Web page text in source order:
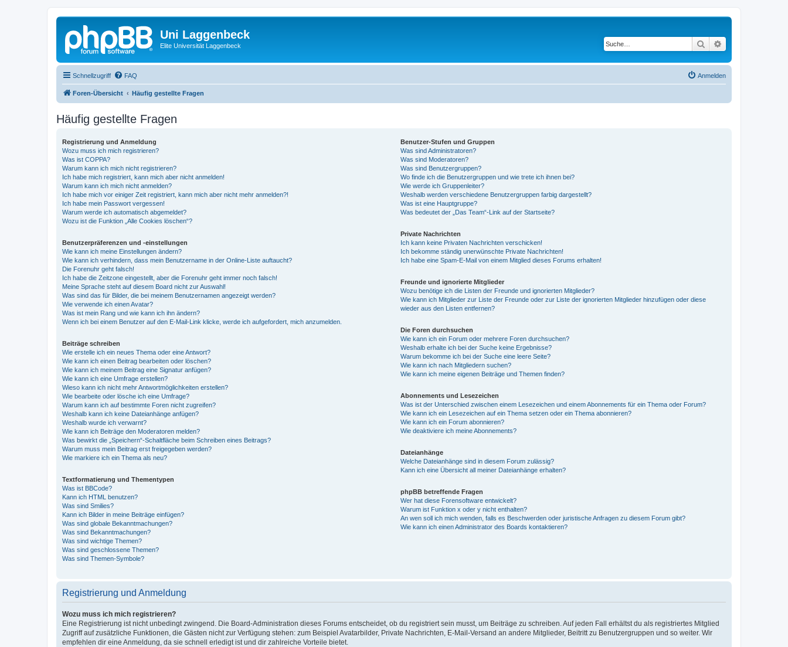
Uni Laggenbeck
Elite Universität Laggenbeck Suche
Schnellzugriff FAQ Anmelden
Foren-Übersicht Häufig gestellte Fragen
Häufig gestellte Fragen
Registrierung und Anmeldung
Wozu muss ich mich registrieren?
Was ist COPPA?
Warum kann ich mich nicht registrieren?
Ich habe mich registriert, kann mich aber nicht anmelden!
Warum kann ich mich nicht anmelden?
Ich habe mich vor einiger Zeit registriert, kann mich aber nicht mehr anmelden?!
Ich habe mein Passwort vergessen!
Warum werde ich automatisch abgemeldet?
Wozu ist die Funktion „Alle Cookies löschen“?
Benutzerpräferenzen und -einstellungen
Wie kann ich meine Einstellungen ändern?
Wie kann ich verhindern, dass mein Benutzername in der Online-Liste auftaucht?
Die Forenuhr geht falsch!
Ich habe die Zeitzone eingestellt, aber die Forenuhr geht immer noch falsch!
Meine Sprache steht auf diesem Board nicht zur Auswahl!
Was sind das für Bilder, die bei meinem Benutzernamen angezeigt werden?
Wie verwende ich einen Avatar?
Was ist mein Rang und wie kann ich ihn ändern?
Wenn ich bei einem Benutzer auf den E-Mail-Link klicke, werde ich aufgefordert, mich anzumelden.
Beiträge schreiben
Wie erstelle ich ein neues Thema oder eine Antwort?
Wie kann ich einen Beitrag bearbeiten oder löschen?
Wie kann ich meinem Beitrag eine Signatur anfügen?
Wie kann ich eine Umfrage erstellen?
Wieso kann ich nicht mehr Antwortmöglichkeiten erstellen?
Wie bearbeite oder lösche ich eine Umfrage?
Warum kann ich auf bestimmte Foren nicht zugreifen?
Weshalb kann ich keine Dateianhänge anfügen?
Weshalb wurde ich verwarnt?
Wie kann ich Beiträge den Moderatoren melden?
Was bewirkt die „Speichern“-Schaltfläche beim Schreiben eines Beitrags?
Warum muss mein Beitrag erst freigegeben werden?
Wie markiere ich ein Thema als neu?
Textformatierung und Thementypen
Was ist BBCode?
Kann ich HTML benutzen?
Was sind Smilies?
Kann ich Bilder in meine Beiträge einfügen?
Was sind globale Bekanntmachungen?
Was sind Bekanntmachungen?
Was sind wichtige Themen?
Was sind geschlossene Themen?
Was sind Themen-Symbole?
Benutzer-Stufen und Gruppen
Was sind Administratoren?
Was sind Moderatoren?
Was sind Benutzergruppen?
Wo finde ich die Benutzergruppen und wie trete ich ihnen bei?
Wie werde ich Gruppenleiter?
Weshalb werden verschiedene Benutzergruppen farbig dargestellt?
Was ist eine Hauptgruppe?
Was bedeutet der „Das Team“-Link auf der Startseite?
Private Nachrichten
Ich kann keine Privaten Nachrichten verschicken!
Ich bekomme ständig unerwünschte Private Nachrichten!
Ich habe eine Spam-E-Mail von einem Mitglied dieses Forums erhalten!
Freunde und ignorierte Mitglieder
Wozu benötige ich die Listen der Freunde und ignorierten Mitglieder?
Wie kann ich Mitglieder zur Liste der Freunde oder zur Liste der ignorierten Mitglieder hinzufügen oder diese
wieder aus den Listen entfernen?
Die Foren durchsuchen
Wie kann ich ein Forum oder mehrere Foren durchsuchen?
Weshalb erhalte ich bei der Suche keine Ergebnisse?
Warum bekomme ich bei der Suche eine leere Seite?
Wie kann ich nach Mitgliedern suchen?
Wie kann ich meine eigenen Beiträge und Themen finden?
Abonnements und Lesezeichen
Was ist der Unterschied zwischen einem Lesezeichen und einem Abonnements für ein Thema oder Forum?
Wie kann ich ein Lesezeichen auf ein Thema setzen oder ein Thema abonnieren?
Wie kann ich ein Forum abonnieren?
Wie deaktiviere ich meine Abonnements?
Dateianhänge
Welche Dateianhänge sind in diesem Forum zulässig?
Kann ich eine Übersicht all meiner Dateianhänge erhalten?
phpBB betreffende Fragen
Wer hat diese Forensoftware entwickelt?
Warum ist Funktion x oder y nicht enthalten?
An wen soll ich mich wenden, falls es Beschwerden oder juristische Anfragen zu diesem Forum gibt?
Wie kann ich einen Administrator des Boards kontaktieren?
Registrierung und Anmeldung
Wozu muss ich mich registrieren?
Eine Registrierung ist nicht unbedingt zwingend. Die Board-Administration dieses Forums entscheidet, ob du registriert sein musst, um Beiträge zu schreiben. Auf jeden Fall erhältst du als registriertes Mitglied
Zugriff auf zusätzliche Funktionen, die Gästen nicht zur Verfügung stehen: zum Beispiel Avatarbilder, Private Nachrichten, E-Mail-Versand an andere Mitglieder, Beitritt zu Benutzergruppen und so weiter. Wir
empfehlen dir eine Anmeldung, da sie schnell erledigt ist und dir zahlreiche Vorteile bietet.